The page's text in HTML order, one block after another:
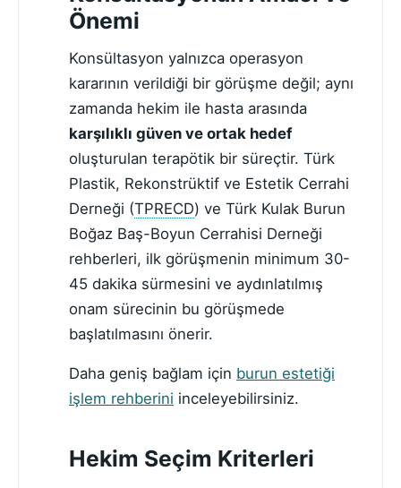
Önemi
Konsültasyon yalnızca operasyon
kararının verildiği bir görüşme değil; aynı
zamanda hekim ile hasta arasında
karşılıklı güven ve ortak hedef
oluşturulan terapötik bir süreçtir. Türk
Plastik, Rekonstrüktif ve Estetik Cerrahi
Derneği (TPRECD) ve Türk Kulak Burun
Boğaz Baş-Boyun Cerrahisi Derneği
rehberleri, ilk görüşmenin minimum 30-
45 dakika sürmesini ve aydınlatılmış
onam sürecinin bu görüşmede
başlatılmasını önerir.
Daha geniş bağlam için burun estetiği
işlem rehberini inceleyebilirsiniz.
Hekim Seçim Kriterleri